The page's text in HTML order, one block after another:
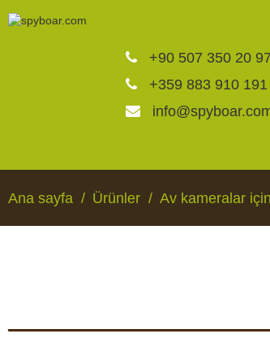
+90 507 350 20 97
+359 883 910 191
Av kameraları
Ana sayfa Ürünler Av kameralar